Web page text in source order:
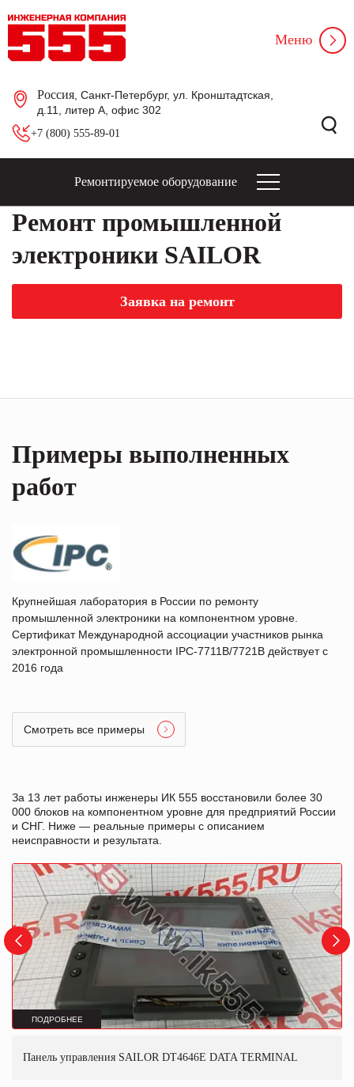
Россия , Санкт-Петербург, ул. Кронштадтская,
д.11, литер А, офис 302
+7 (800) 555-89-01
Меню
Ремонтируемое оборудование
Ремонт промышленной
электроники SAILOR
Заявка на ремонт
Примеры выполненных
работ
Крупнейшая лаборатория в России по ремонту
промышленной электроники на компонентном уровне.
Сертификат Международной ассоциации участников рынка
электронной промышленности IPC-7711B/7721B действует с
2016 года
Смотреть все примеры
За 13 лет работы инженеры ИК 555 восстановили более 30
000 блоков на компонентном уровне для предприятий России
и СНГ. Ниже — реальные примеры с описанием
неисправности и результата.
ПОДРОБНЕЕ
Панель управления SAILOR DT4646E DATA TERMINAL